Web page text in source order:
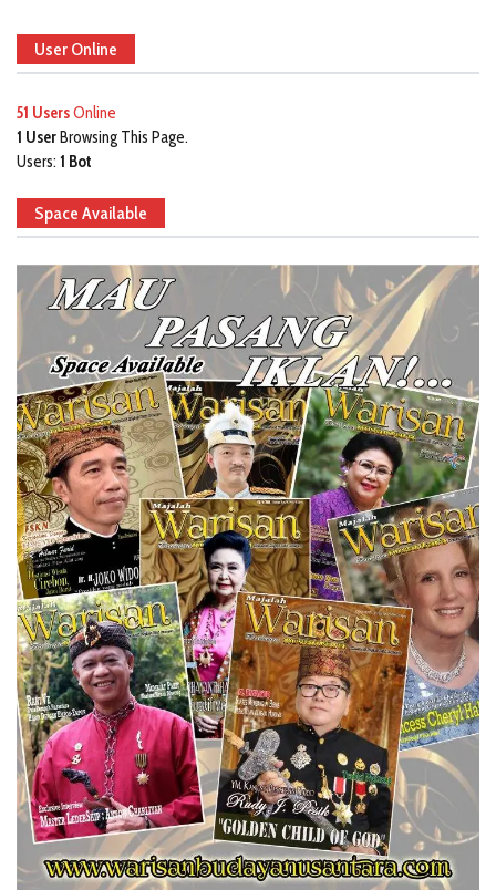
User Online
51 UsersOnline
1 UserBrowsing This Page.
Users: 1 Bot
Space Available